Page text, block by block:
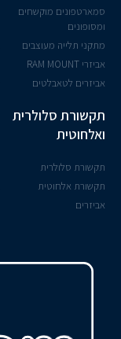
סמארטפונים מוקשחים
ומסופונים
מתקני תלייה מעוצבים
אביזרי RAM MOUNT
אביזרים לטאבלטים
תקשורת סלולרית
ואלחוטית
תקשורת סלולרית
תקשורת אלחוטית
אביזרים